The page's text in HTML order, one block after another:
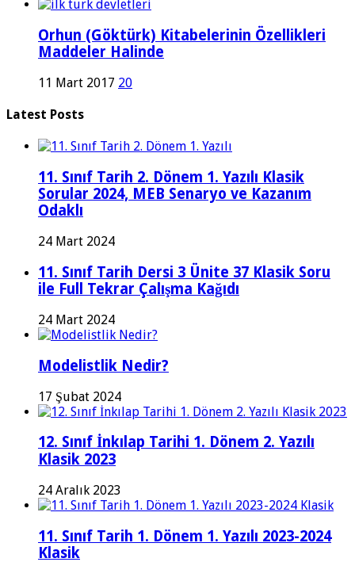
Orhun (Göktürk) Kitabelerinin Özellikleri
Maddeler Halinde
11 Mart 2017 20
Latest Posts
11. Sınıf Tarih 2. Dönem 1. Yazılı Klasik
Sorular 2024, MEB Senaryo ve Kazanım
Odaklı
24 Mart 2024
11. Sınıf Tarih Dersi 3 Ünite 37 Klasik Soru
ile Full Tekrar Çalışma Kağıdı
24 Mart 2024
Modelistlik Nedir?
17 Şubat 2024
12. Sınıf İnkılap Tarihi 1. Dönem 2. Yazılı
Klasik 2023
24 Aralık 2023
11. Sınıf Tarih 1. Dönem 1. Yazılı 2023-2024
Klasik